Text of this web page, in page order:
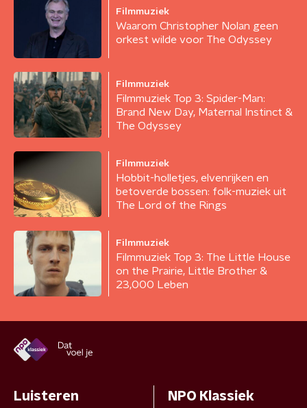
Filmmuziek
Waarom Christopher Nolan geen
orkest wilde voor The Odyssey
Filmmuziek
Filmmuziek Top 3: Spider-Man:
Brand New Day, Maternal Instinct &
The Odyssey
Filmmuziek
Hobbit-holletjes, elvenrijken en
betoverde bossen: folk-muziek uit
The Lord of the Rings
Filmmuziek
Filmmuziek Top 3: The Little House
on the Prairie, Little Brother &
23,000 Leben
Luisteren NPO Klassiek